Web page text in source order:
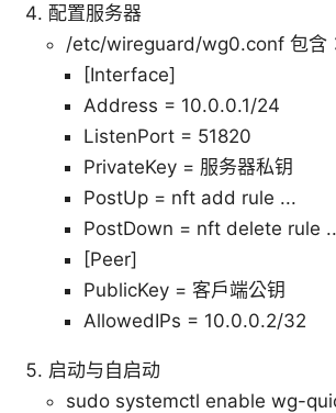
配置服务器
/etc/wireguard/wg0.conf 包含
[Interface]
Address = 10.0.0.1/24
ListenPort = 51820
PrivateKey = 服务器私钥
PostUp = nft add rule ...
PostDown = nft delete rule
[Peer]
PublicKey = 客户端公钥
AllowedIPs = 10.0.0.2/32
启动与自启动
sudo systemctl enable wg-